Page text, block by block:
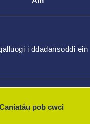
i ddadansoddi ein
Caniatáu pob cwci
a
Mae
cynnal
dysgu